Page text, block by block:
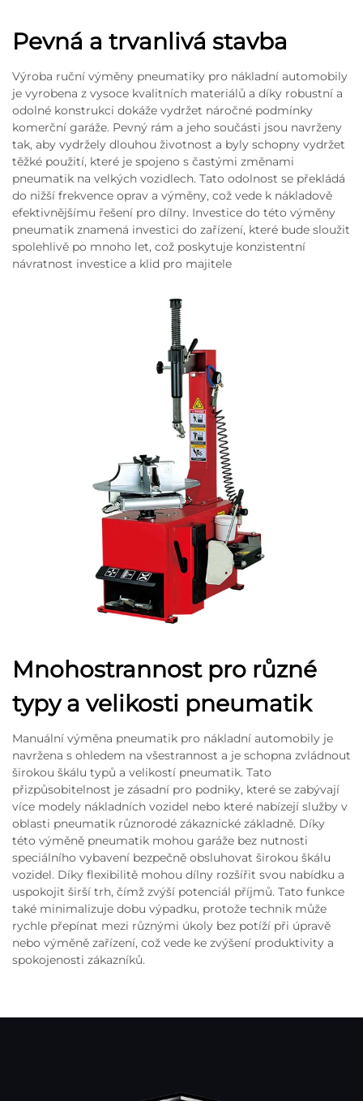
Pevná a trvanlivá stavba
Výroba ruční výměny pneumatiky pro nákladní automobily
je vyrobena z vysoce kvalitních materiálů a díky robustní a
odolné konstrukci dokáže vydržet náročné podmínky
komerční garáže. Pevný rám a jeho součásti jsou navrženy
tak, aby vydržely dlouhou životnost a byly schopny vydržet
těžké použití, které je spojeno s častými změnami
pneumatik na velkých vozidlech. Tato odolnost se překládá
do nižší frekvence oprav a výměny, což vede k nákladově
efektivnějšímu řešení pro dílny. Investice do této výměny
pneumatik znamená investici do zařízení, které bude sloužit
spolehlivě po mnoho let, což poskytuje konzistentní
návratnost investice a klid pro majitele
Mnohostrannost pro různé
typy a velikosti pneumatik
Manuální výměna pneumatik pro nákladní automobily je
navržena s ohledem na všestrannost a je schopna zvládnout
širokou škálu typů a velikostí pneumatik. Tato
přizpůsobitelnost je zásadní pro podniky, které se zabývají
více modely nákladních vozidel nebo které nabízejí služby v
oblasti pneumatik různorodé zákaznické základně. Díky
této výměně pneumatik mohou garáže bez nutnosti
speciálního vybavení bezpečně obsluhovat širokou škálu
vozidel. Díky flexibilitě mohou dílny rozšířit svou nabídku a
uspokojit širší trh, čímž zvýší potenciál příjmů. Tato funkce
také minimalizuje dobu výpadku, protože technik může
rychle přepínat mezi různými úkoly bez potíží při úpravě
nebo výměně zařízení, což vede ke zvýšení produktivity a
spokojenosti zákazníků.